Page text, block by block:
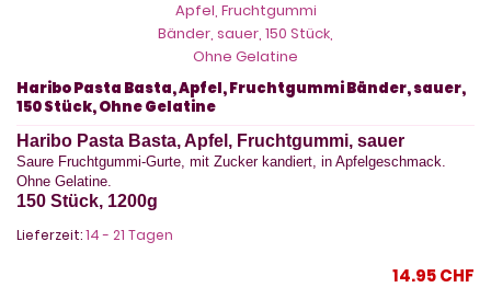
Haribo Pasta Basta, Apfel, Fruchtgummi Bänder, sauer,
150 Stück, Ohne Gelatine
Haribo Pasta Basta, Apfel, Fruchtgummi, sauer
Saure Fruchtgummi-Gurte, mit Zucker kandiert, in Apfelgeschmack.
Ohne Gelatine.
150 Stück, 1200g
Lieferzeit:14 - 21 Tagen
14.95 CHF